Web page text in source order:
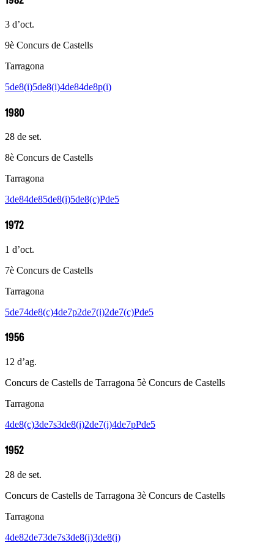
3 d’oct.
9è Concurs de Castells
Tarragona
5de8(i)5de8(i)4de84de8p(i)
1980
28 de set.
8è Concurs de Castells
Tarragona
3de84de85de8(i)5de8(c)Pde5
1972
1 d’oct.
7è Concurs de Castells
Tarragona
5de74de8(c)4de7p2de7(i)2de7(c)Pde5
1956
12 d’ag.
Concurs de Castells de Tarragona 5è Concurs de Castells
Tarragona
4de8(c)3de7s3de8(i)2de7(i)4de7pPde5
1952
28 de set.
Concurs de Castells de Tarragona 3è Concurs de Castells
Tarragona
4de82de73de7s3de8(i)3de8(i)